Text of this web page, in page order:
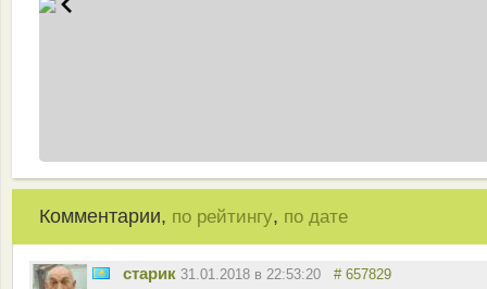
Комментарии, по рейтингу, по дате
старик 31.01.2018 в 22:53:20 # 657829